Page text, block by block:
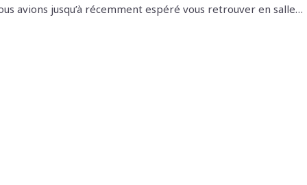
avions jusqu’à récemment espéré vous retrouver en salle…